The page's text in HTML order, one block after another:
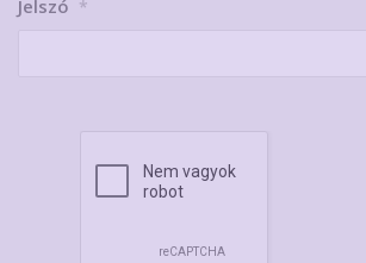
Jelszó *